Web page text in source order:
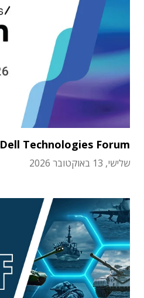
Dell Technologies Forum
שלישי, 13 באוקטובר 2026